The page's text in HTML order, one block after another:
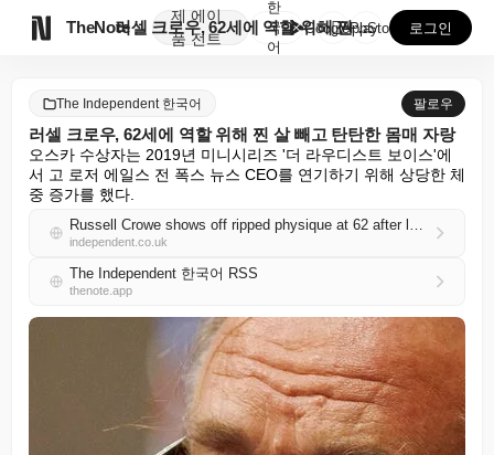
TheNote
제
품
에이
전트
러셀 크로우, 62세에 역할 위해 찐 살 빼고 탄탄한 ...
한
국
어
GooglePlay
AppStore 로그인
The Independent 한국어 팔로우
러셀 크로우, 62세에 역할 위해 찐 살 빼고 탄탄한 몸매 자랑
오스카 수상자는 2019년 미니시리즈 '더 라우디스트 보이스'에
서 고 로저 에일스 전 폭스 뉴스 CEO를 연기하기 위해 상당한 체
중 증가를 했다.
Russell Crowe shows off ripped physique at 62 after losing weight gained for role
independent.co.uk
The Independent 한국어 RSS
thenote.app